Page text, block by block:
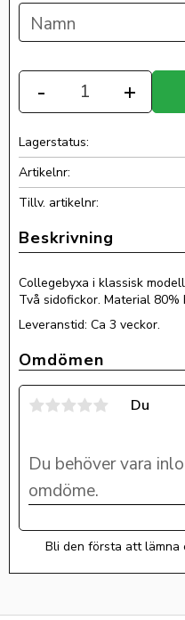
+
-
Lagerstatus
Artikelnr
Tillv. artikelnr
Collegebyxa i klassisk
Två sidofickor. Material 80%
Leveranstid: Ca 3 veckor.
Omdömen
Du
Bli den första att lämna